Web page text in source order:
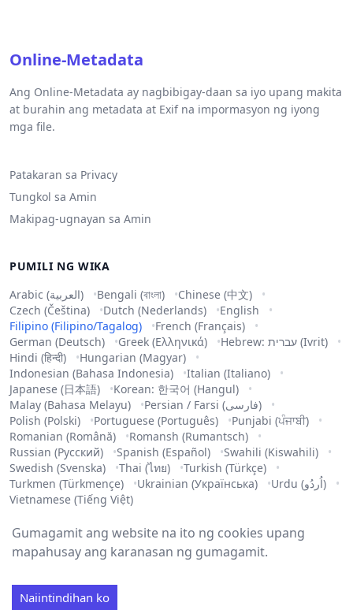
Gumagamit ang website na ito ng cookies upang
mapahusay ang karanasan ng gumagamit.
Naiintindihan ko
Online-Metadata
Ang Online-Metadata ay nagbibigay-daan sa iyo upang makita
at burahin ang metadata at Exif na impormasyon ng iyong
mga file.
Patakaran sa Privacy
Tungkol sa Amin
Makipag-ugnayan sa Amin
PUMILI NG WIKA
Arabic (العربية)
Bengali (বাংলা)
Chinese (中文)
Czech (Čeština)
Dutch (Nederlands)
English
Filipino (Filipino/Tagalog)
French (Français)
German (Deutsch)
Greek (Ελληνικά)
Hebrew: עברית (Ivrit)
Hindi (हिन्दी)
Hungarian (Magyar)
Indonesian (Bahasa Indonesia)
Italian (Italiano)
Japanese (日本語)
Korean: 한국어 (Hangul)
Malay (Bahasa Melayu)
Persian / Farsi (فارسی)
Polish (Polski)
Portuguese (Português)
Punjabi (ਪੰਜਾਬੀ)
Romanian (Română)
Romansh (Rumantsch)
Russian (Русский)
Spanish (Español)
Swahili (Kiswahili)
Swedish (Svenska)
Thai (ไทย)
Turkish (Türkçe)
Turkmen (Türkmençe)
Ukrainian (Українська)
Urdu (اُردُو)
Vietnamese (Tiếng Việt)